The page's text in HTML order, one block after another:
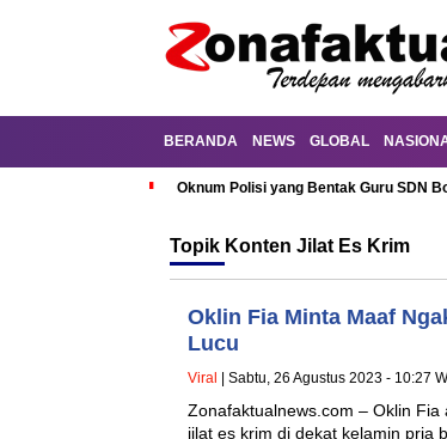
BERANDA NEWS GLOBAL
Oknum Polisi yang Bentak Guru SDN
Topik Konten Jilat Es Krim
Oklin Fia Minta Maaf
Lucu
Viral | Sabtu, 26 Agustus 2023 - 10:27
Zonafaktualnews.com – Oklin
jilat es krim di dekat kelamin pria